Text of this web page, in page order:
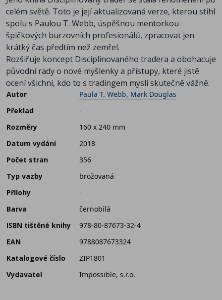
celém světě. Toto je její aktualizovaná verze, kterou stihl
spolu s Paulou T. Webb, úspěšnou mentorkou
špičkových burzovních profesionálů, zpracovat jen
krátký čas předtím než zemřel.
Rozšiřuje koncept Disciplinovaného tradera a obohacuje
původní rady o nové myšlenky a přístupy, které jistě
ocení všichni, kdo to s tradingem myslí skutečně vážně.
Autor
Paula T. Webb, Mark Douglas
Překlad
-
Rozměry
160 x 240 mm
Datum vydání
2018
Počet stran
356
Typ vazby
brožovaná
Přílohy
-
Barva
černobílá
ISBN tištěné knihy
978-80-87673-32-4
EAN
9788087673324
Katalogové číslo
ZIP1801
Vydavatel
Impossible, s.r.o.